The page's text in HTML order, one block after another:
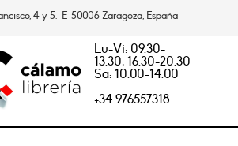
4 y 5. E-50006 Zaragoza, España
Lu-Vi: 09.30-
13.30, 16.30-20.30
Sa: 10.00-14.00
+34 976557318